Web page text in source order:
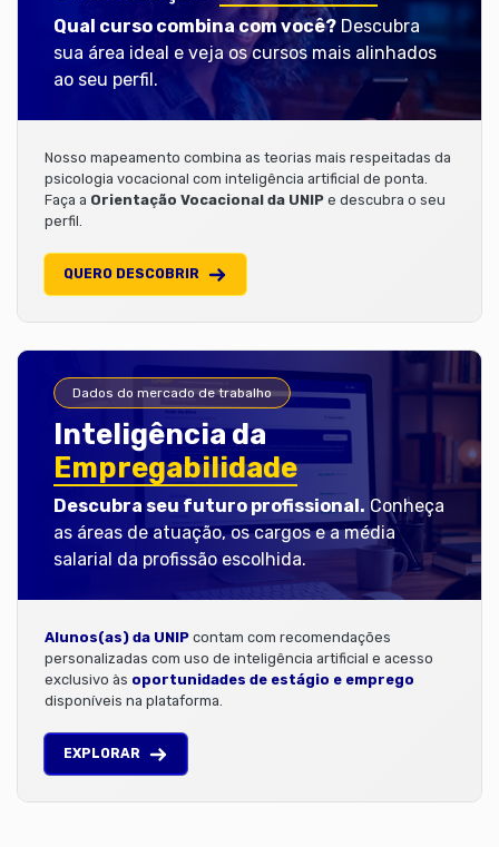
Qual curso combina com você? Descubra
sua área ideal e veja os cursos mais alinhados
ao seu perfil.
Nosso mapeamento combina as teorias mais respeitadas da
psicologia vocacional com inteligência artificial de ponta.
Faça a Orientação Vocacional da UNIP e descubra o seu
perfil.
QUERO DESCOBRIR
Dados do mercado de trabalho
Inteligência da
Empregabilidade
Descubra seu futuro profissional. Conheça
as áreas de atuação, os cargos e a média
salarial da profissão escolhida.
Alunos(as) da UNIP contam com recomendações
personalizadas com uso de inteligência artificial e acesso
exclusivo às oportunidades de estágio e emprego
disponíveis na plataforma.
EXPLORAR